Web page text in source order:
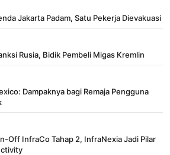
Jakarta Padam, Satu Pekerja Dievakuasi
Rusia, Bidik Pembeli Migas Kremlin
Dampaknya bagi Remaja Pengguna
Off InfraCo Tahap 2, InfraNexia Jadi Pilar